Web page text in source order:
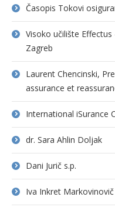
Časopis Tokovi
Visoko učilište
Zagreb
Laurent Chencinski,
assurance et
International iSurance
dr. Sara Ahlin Doljak
Dani Jurič s.p.
Iva Inkret Markovinovič